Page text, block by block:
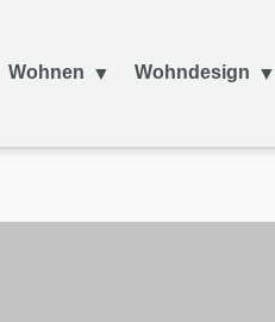
Wohnen Wohndesign